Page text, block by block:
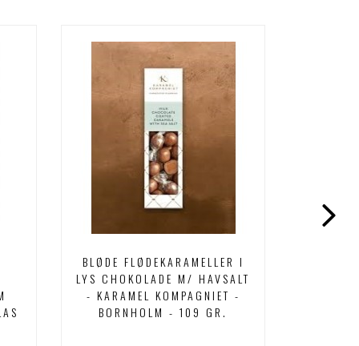
BLØDE FLØDEKARAMELLER I
LYS CHOKOLADE M/ HAVSALT
- KARAMEL KOMPAGNIET -
BORNHOLM - 109 GR.